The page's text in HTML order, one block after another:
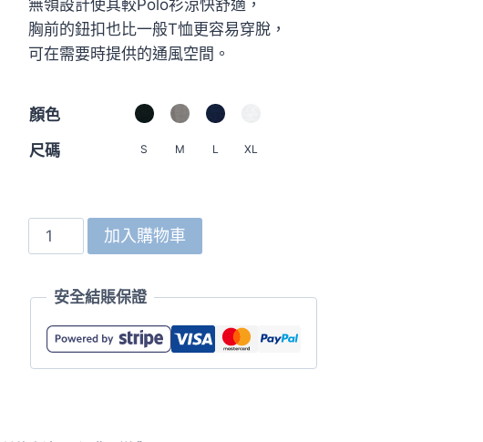
無領設計使其較Polo衫涼快舒適，
胸前的鈕扣也比一般T恤更容易穿脫，
可在需要時提供的通風空間。
顏色
尺碼
S M L XL
5004
5.6oz
袖
加入購物車
安全結賬保證